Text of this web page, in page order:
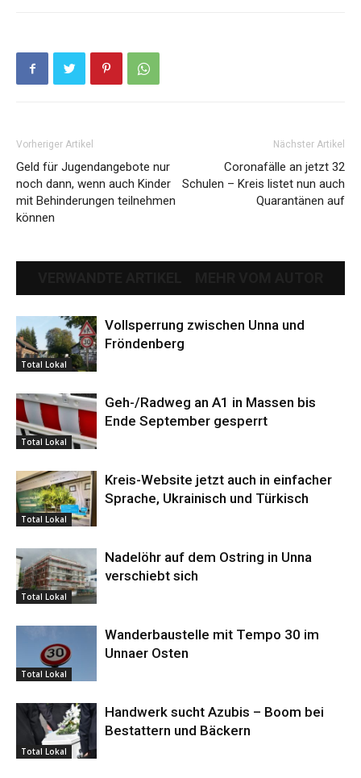
Vorheriger Artikel
Geld für Jugendangebote nur
noch dann, wenn auch Kinder
mit Behinderungen teilnehmen
können
Nächster Artikel
Coronafälle an jetzt 32
Schulen – Kreis listet nun auch
Quarantänen auf
Total Lokal
Vollsperrung zwischen Unna und
Fröndenberg
Total Lokal
Geh-/Radweg an A1 in Massen bis
Ende September gesperrt
Total Lokal
Kreis-Website jetzt auch in einfacher
Sprache, Ukrainisch und Türkisch
Total Lokal
Nadelöhr auf dem Ostring in Unna
verschiebt sich
Total Lokal
Wanderbaustelle mit Tempo 30 im
Unnaer Osten
Total Lokal
Handwerk sucht Azubis – Boom bei
Bestattern und Bäckern